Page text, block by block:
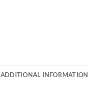
ADDITIONAL INFORMATION